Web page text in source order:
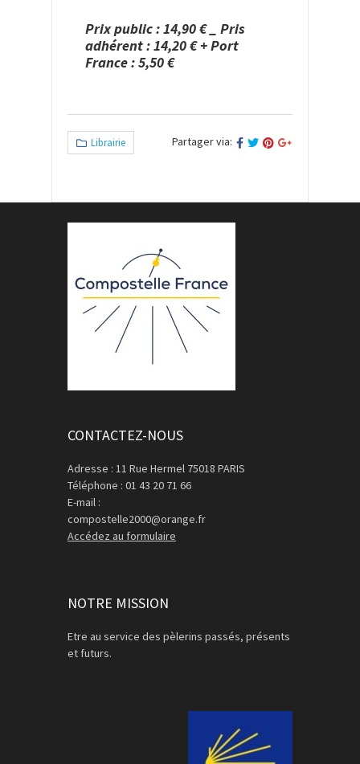
Prix public : 14,90 € _ Pris
adhérent : 14,20 € + Port
France : 5,50 €
Librairie Partager via:
CONTACTEZ-NOUS
Adresse : 11 Rue Hermel 75018 PARIS
Téléphone : 01 43 20 71 66
E-mail :
compostelle2000@orange.fr
Accédez au formulaire
NOTRE MISSION
Etre au service des pèlerins passés, présents
et futurs.